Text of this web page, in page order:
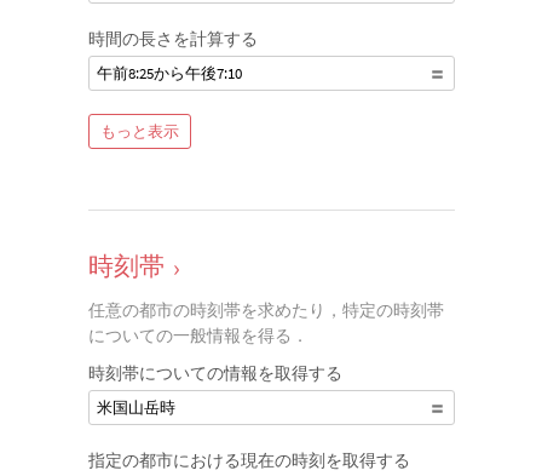
時間の長さを計算する
午前8:25から午後7:10
もっと表示
時刻帯 ›
任意の都市の時刻帯を求めたり，特定の時刻帯
についての一般情報を得る．
時刻帯についての情報を取得する
米国山岳時
指定の都市における現在の時刻を取得する